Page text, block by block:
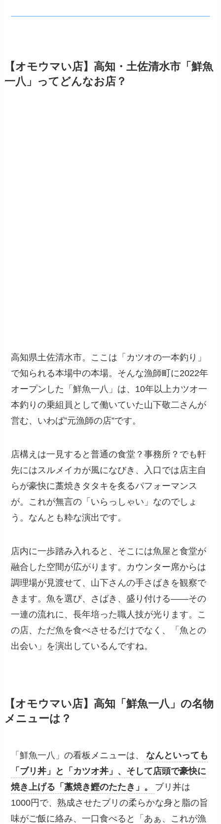
【オモウマい店】高知・土佐清水市「鮮魚
一八」ってどんなお店？
高知県土佐清水市。ここは「カツオの一本釣り」
で知られる本場中の本場。そんな漁師町に2022年
オープンした「鮮魚一八」は、10年以上カツオ一
本釣りの乗組員として働いていた山下敬二さんが
営む、いわば”元漁師の店”です。
店構えは一見すると普通の食堂？事務所？でも軒
先にはスルメイカが風になびき、入口では店主自
らが豪快に藁焼きタタキを炙るパフォーマンス
が。これが無言の「いらっしゃい」なのでしょ
う。なんとも粋な演出です。
店内に一歩踏み入れると、そこには魚屋と食堂が
融合した空間が広がります。カウンター席からは
調理場が見渡せて、山下さんの手さばきを観察で
きます。魚を選び、さばき、盛り付ける——その
一連の流れに、長年培った職人技が光ります。こ
の店、ただ魚を食べさせるだけでなく、「魚との
出会い」を演出しているんですね。
【オモウマい店】高知「鮮魚一八」の名物
メニューは？
「鮮魚一八」の看板メニューは、
なんといっても
「ブリ丼」と「カツオ丼」、そして店頭で豪快に
焼き上げる「藁焼き鰹のたたき」。
ブリ丼は
1000円で、熟成させたブリの柔らかな身と脂の旨
味がご飯に絡み、一口食べると「あぁ、これが漁